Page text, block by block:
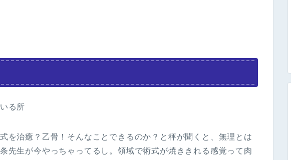
る所
を治癒？乙骨！そんなことできるのか？と秤が聞くと、無理とは
先生が今やっちゃってるし。領域で術式が焼ききれる感覚って肉